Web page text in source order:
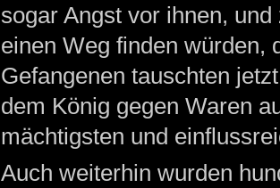
sogar Angst vor ihnen,
einen Weg finden würden,
Gefangenen tauschten
dem König gegen Waren
mächtigsten und
Auch weiterhin wurden